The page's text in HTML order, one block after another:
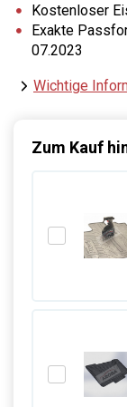
Kostenloser
Exakte
07.2023
Wichtige
Zum Kauf